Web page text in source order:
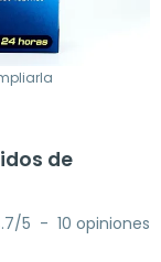
de
/5 - 10 opiniones